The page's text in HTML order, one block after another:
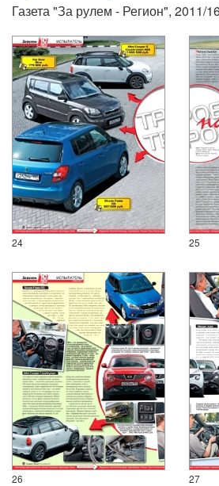
Газета "За рулем - Регион", 2011/
24 25
26 27